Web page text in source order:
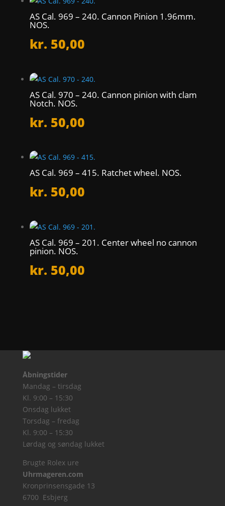
AS Cal. 969 – 240. Cannon Pinion 1.96mm.
NOS.
kr. 50,00
AS Cal. 970 – 240. Cannon pinion with clam
Notch. NOS.
kr. 50,00
AS Cal. 969 – 415. Ratchet wheel. NOS.
kr. 50,00
AS Cal. 969 – 201. Center wheel no cannon
pinion. NOS.
kr. 50,00
Åbningstider
Mandag – tirsdag
Kl. 9:00 – 15:30
Onsdag lukket
Torsdag – fredag
Kl. 9:00 – 15:30
Lørdag og søndag lukket
Brugte Rolex ure
Uhrmageren.com
Kronprinsensgade 13
6700 Esbjerg